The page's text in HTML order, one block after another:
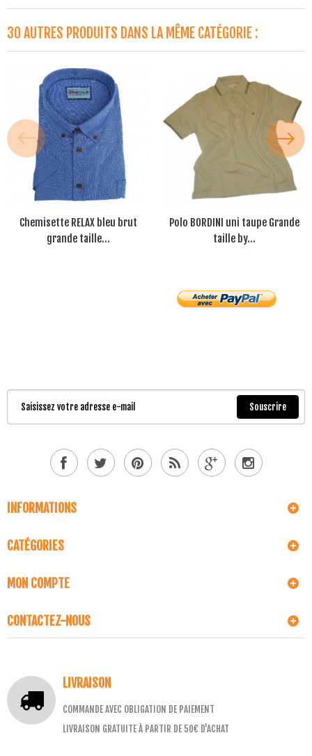
30 AUTRES PRODUITS DANS LA MÊME CATÉGORIE :
Chemisette RELAX bleu brut
grande taille...
Polo BORDINI uni taupe Grande
taille by...
Souscrire
INFORMATIONS
CATÉGORIES
MON COMPTE
CONTACTEZ-NOUS
LIVRAISON
COMMANDE AVEC OBLIGATION DE PAIEMENT
LIVRAISON GRATUITE À PARTIR DE 50€ D'ACHAT